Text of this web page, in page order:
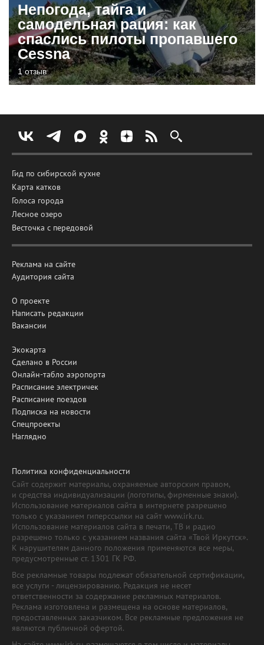
Непогода, тайга и
самодельная рация: как
спаслись пилоты пропавшего
Cessna
1 отзыв
Гид по сибирской кухне
Карта катков
Голоса города
Лесное озеро
Весточка с передовой
Реклама на сайте
Аудитория сайта
О проекте
Написать редакции
Вакансии
Экокарта
Сделано в России
Онлайн-табло аэропорта
Расписание электричек
Расписание поездов
Подписка на новости
Спецпроекты
Наглядно
Политика конфиденциальности
Сайт содержит материалы, охраняемые авторским правом,
и средства индивидуализации (логотипы, фирменные знаки).
Использование материалов сайта в интернете разрешено
только с указанием гиперссылки на сайт www.irk.ru.
Использование материалов сайта в печати, ТВ и радио
разрешено только с указанием названия сайта «Твой Иркутск».
К нарушителям данного положения применяются все меры,
предусмотренные ст. 1301 ГК РФ.
Все рекламные товары подлежат обязательной сертификации,
все услуги - лицензированию. Редакция не несет
ответственности за содержание рекламных материалов.
Реклама изготовлена и размещена на основе материалов,
предоставленных заказчиком. Все рекламные предложения не
являются публичной офертой.